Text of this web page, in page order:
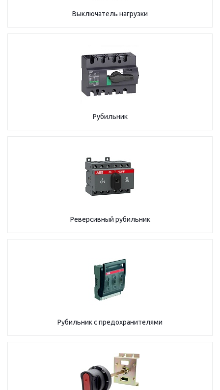
Выключатель нагрузки
Рубильник
Реверсивный рубильник
Рубильник с предохранителями